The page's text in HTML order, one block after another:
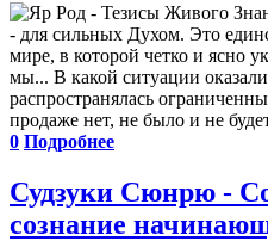
- для сильных Духом. Это
мире, в которой четко и ясно
мы... В какой ситуации
распространялась
продаже нет, не было и не
0 Подробнее
Судзуки Сюнрю -
сознание